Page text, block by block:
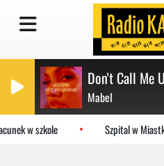
Don't Call Me
Mabel
w szkole Szpital w